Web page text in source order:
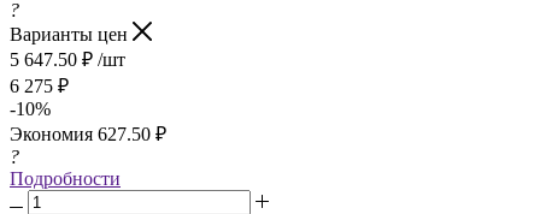
?
Варианты цен
5 647.50 ₽ /шт
6 275 ₽
-10%
Экономия 627.50 ₽
?
Подробности